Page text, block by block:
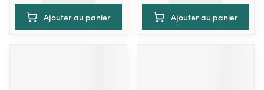
Ajouter au panier Ajouter au panier